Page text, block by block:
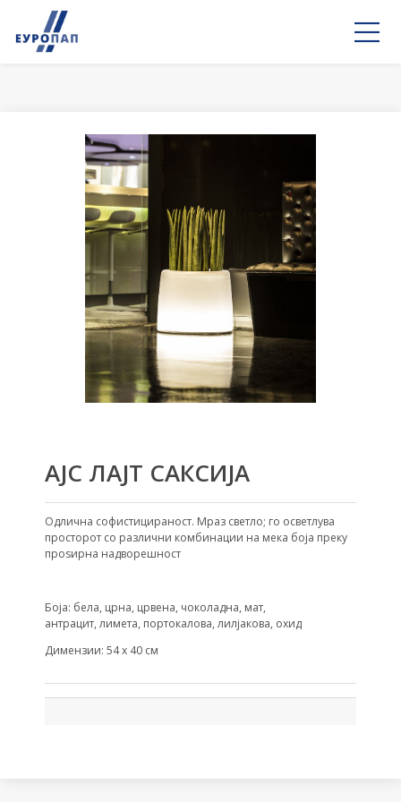
АЈС ЛАЈТ САКСИЈА
Одлична софистицираност. Мраз светло; го осветлува
просторот со различни комбинации на мека боја преку
проѕирна надворешност
Боја: бела, црна, црвена, чоколадна, мат,
антрацит, лимета, портокалова, лилјакова, охид
Димензии: 54 х 40 см